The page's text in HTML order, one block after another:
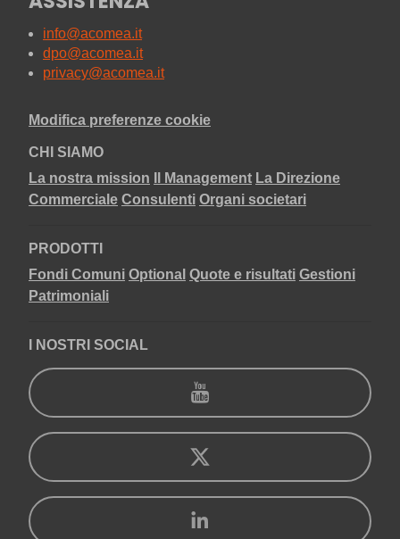
info@acomea.it
dpo@acomea.it
privacy@acomea.it
Modifica preferenze cookie
CHI SIAMO
La nostra mission
Il Management La Direzione
Commerciale Consulenti Organi societari
PRODOTTI
Fondi Comuni Optional Quote e risultati Gestioni
Patrimoniali
I NOSTRI SOCIAL